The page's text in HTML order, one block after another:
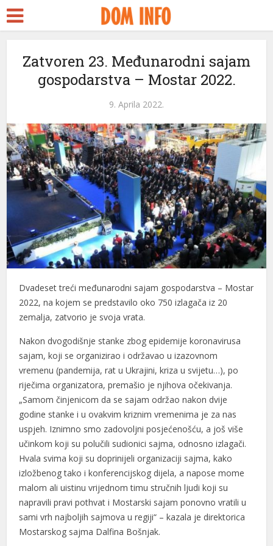
Zatvoren 23. Međunarodni sajam
gospodarstva – Mostar 2022.
9. Aprila 2022.
Dvadeset treći međunarodni sajam gospodarstva – Mostar
2022, na kojem se predstavilo oko 750 izlagača iz 20
zemalja, zatvorio je svoja vrata.
Nakon dvogodišnje stanke zbog epidemije koronavirusa
sajam, koji se organizirao i održavao u izazovnom
vremenu (pandemija, rat u Ukrajini, kriza u svijetu…), po
riječima organizatora, premašio je njihova očekivanja.
„Samom činjenicom da se sajam održao nakon dvije
godine stanke i u ovakvim kriznim vremenima je za nas
uspjeh. Iznimno smo zadovoljni posjećenošću, a još više
učinkom koji su polučili sudionici sajma, odnosno izlagači.
Hvala svima koji su doprinijeli organizaciji sajma, kako
izložbenog tako i konferencijskog dijela, a napose mome
malom ali uistinu vrijednom timu stručnih ljudi koji su
napravili pravi pothvat i Mostarski sajam ponovno vratili u
sami vrh najboljih sajmova u regiji“ – kazala je direktorica
Mostarskog sajma Dalfina Bošnjak.